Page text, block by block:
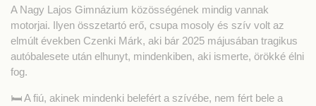
A Nagy Lajos Gimnázium közösségének mindig vannak
motorjai. Ilyen összetartó erő, csupa mosoly és szív volt az
elmúlt években Czenki Márk, aki bár 2025 májusában tragikus
autóbalesete után elhunyt, mindenkiben, aki ismerte, örökké élni
fog.
🛏 A fiú, akinek mindenki belefért a szívébe, nem fért bele a